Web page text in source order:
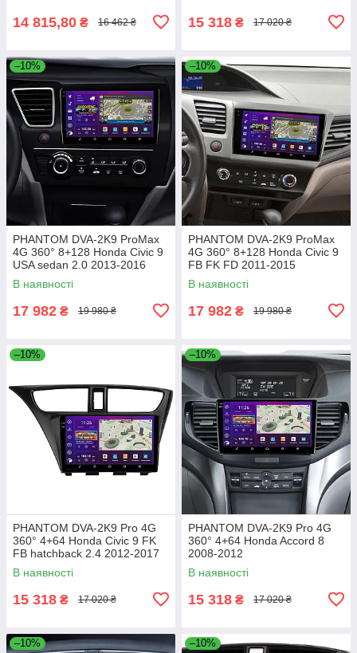
14 815,80 ₴ 16 462 ₴ 15 318 ₴ 17 020 ₴
–10%
PHANTOM DVA-2K9 ProMax
4G 360° 8+128 Honda Civic 9
USA sedan 2.0 2013-2016
В наявності
17 982 ₴ 19 980 ₴
–10%
PHANTOM DVA-2K9 ProMax
4G 360° 8+128 Honda Civic 9
FB FK FD 2011-2015
В наявності
17 982 ₴ 19 980 ₴
–10%
PHANTOM DVA-2K9 Pro 4G
360° 4+64 Honda Civic 9 FK
FB hatchback 2.4 2012-2017
В наявності
15 318 ₴ 17 020 ₴
–10%
PHANTOM DVA-2K9 Pro 4G
360° 4+64 Honda Accord 8
2008-2012
В наявності
15 318 ₴ 17 020 ₴
–10% –10%